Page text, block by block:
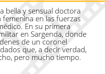
bella y sensual doctora
en las fuerzas
En su primera
en Sargenda, donde
de un coronel
que, a decir verdad,
pero mucho tiempo.